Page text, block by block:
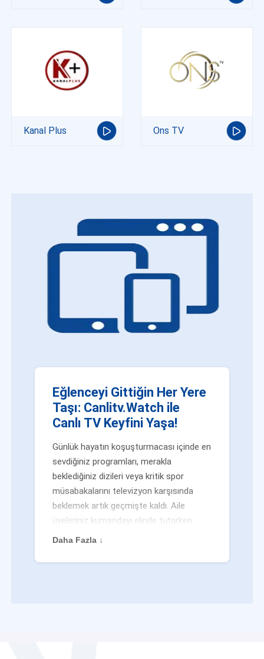
Kanal Plus Ons TV
Eğlenceyi Gittiğin Her Yere
Taşı: Canlitv.Watch ile
Canlı TV Keyfini Yaşa!
Günlük hayatın koşuşturmacası içinde en
sevdiğiniz programları, merakla
beklediğiniz dizileri veya kritik spor
müsabakalarını televizyon karşısında
beklemek artık geçmişte kaldı. Aile
üyeleriniz kumandayı elinde tutarken
veya siz evden uzaktayken bile
değilsiniz. Geleneksel yayıncılığın
Daha Fazla ↓